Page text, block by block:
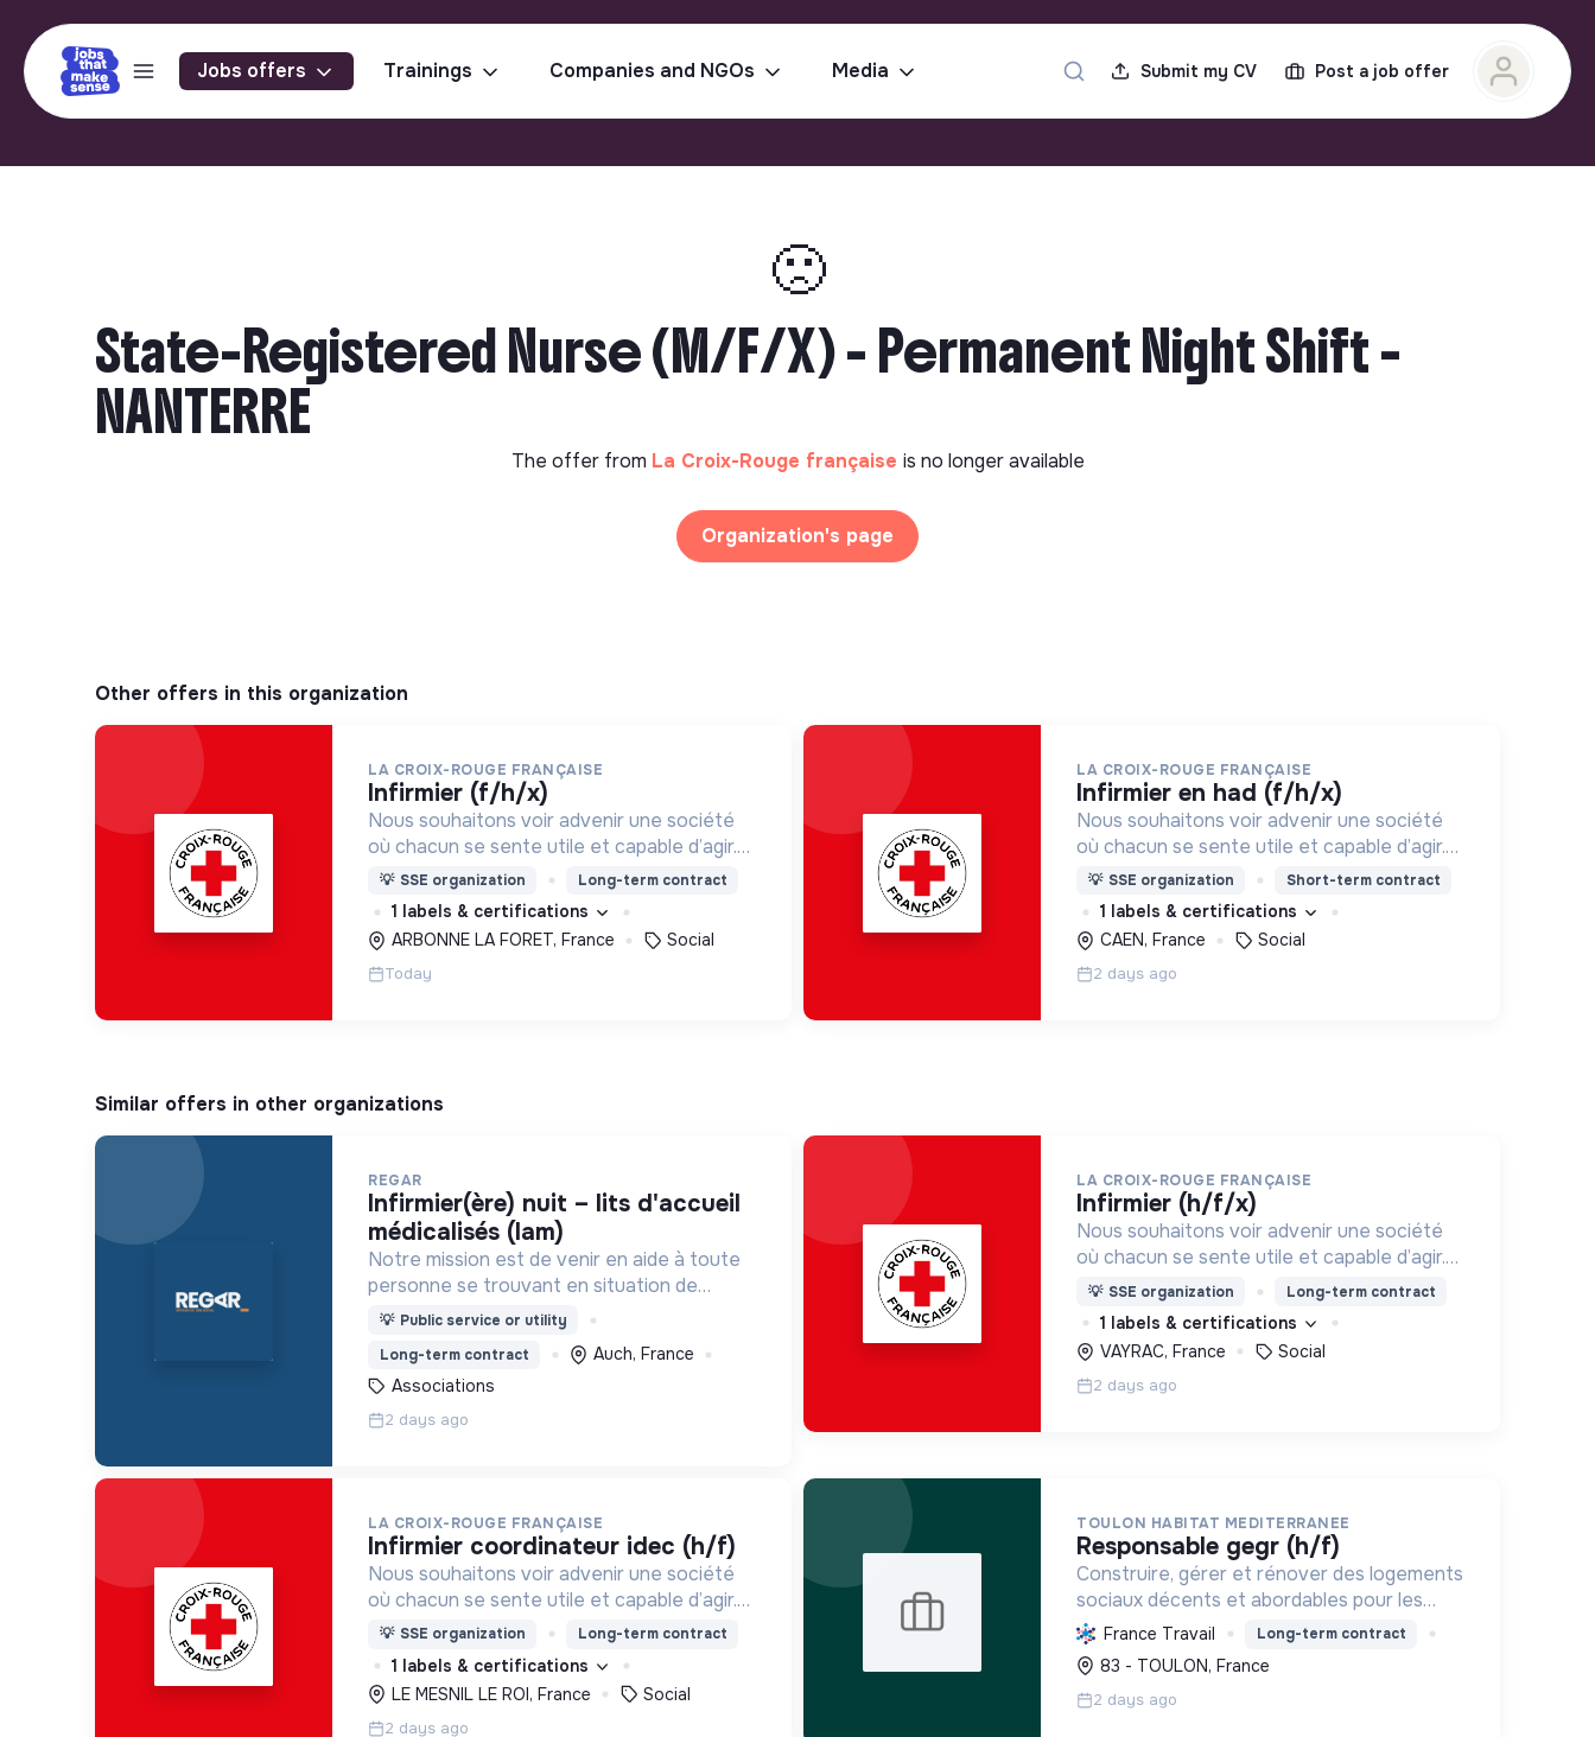
Jobs offers Trainings Companies and NGOs Media Submit my CV Post a job offer
🙁
State-Registered Nurse (M/F/X) - Permanent Night Shift -
NANTERRE
The offer from La Croix-Rouge française is no longer available
Organization's page
Other offers in this organization
LA CROIX-ROUGE FRANÇAISE
infirmier (f/h/x)
Nous souhaitons voir advenir une société
où chacun se sente utile et capable d’agir.
Pour cela, nous proposons des moyens et
des lieux d’engagement innovants et
adaptés à tous.
💡 SSE organization Long-term contract
1 labels & certifications
ARBONNE LA FORET, France
Social
Today
LA CROIX-ROUGE FRANÇAISE
infirmier en had (f/h/x)
Nous souhaitons voir advenir une société
où chacun se sente utile et capable d’agir.
Pour cela, nous proposons des moyens et
des lieux d’engagement innovants et
adaptés à tous.
💡 SSE organization Short-term contract
1 labels & certifications
CAEN, France
Social
2 days ago
Similar offers in other organizations
REGAR
infirmier(ère) nuit – lits d'accueil
médicalisés (lam)
Notre mission est de venir en aide à toute
personne se trouvant en situation de
difficulté matérielle, en détresse psychique
et plus généralement en situation
d’exclusion sociale ou professionnelle.
💡 Public service or utility
Long-term contract
Auch, France
Associations
2 days ago
LA CROIX-ROUGE FRANÇAISE
infirmier (h/f/x)
Nous souhaitons voir advenir une société
où chacun se sente utile et capable d’agir.
Pour cela, nous proposons des moyens et
des lieux d’engagement innovants et
adaptés à tous.
💡 SSE organization Long-term contract
1 labels & certifications
VAYRAC, France
Social
2 days ago
LA CROIX-ROUGE FRANÇAISE
infirmier coordinateur idec (h/f)
Nous souhaitons voir advenir une société
où chacun se sente utile et capable d’agir.
Pour cela, nous proposons des moyens et
des lieux d’engagement innovants et
adaptés à tous.
💡 SSE organization Long-term contract
1 labels & certifications
LE MESNIL LE ROI, France
Social
2 days ago
TOULON HABITAT MEDITERRANEE
responsable gegr (h/f)
Construire, gérer et rénover des logements
sociaux décents et abordables pour les
ménages modestes, en améliorant leur
qualité de vie et en intégrant la transition
écologique.
France Travail Long-term contract
83 - TOULON, France
2 days ago